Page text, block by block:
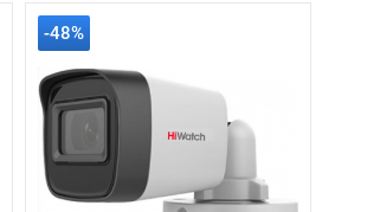
-48%